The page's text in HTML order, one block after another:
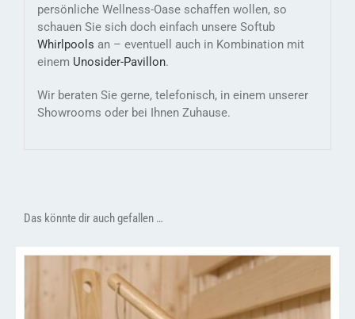
persönliche Wellness-Oase schaffen wollen, so
schauen Sie sich doch einfach unsere Softub
Whirlpools an – eventuell auch in Kombination mit
einem Unosider-Pavillon.
Wir beraten Sie gerne, telefonisch, in einem unserer
Showrooms oder bei Ihnen Zuhause.
Das könnte dir auch gefallen …